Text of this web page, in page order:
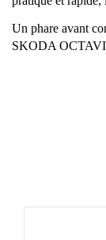
Un phare avant
SKODA